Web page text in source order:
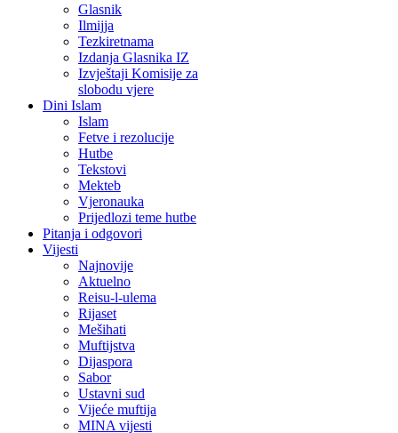
Glasnik
Ilmijja
Tezkiretnama
Izdanja Glasnika IZ
Izvještaji Komisije za
slobodu vjere
Dini Islam
Islam
Fetve i rezolucije
Hutbe
Tekstovi
Mekteb
Vjeronauka
Prijedlozi teme hutbe
Pitanja i odgovori
Vijesti
Najnovije
Aktuelno
Reisu-l-ulema
Rijaset
Mešihati
Muftijstva
Dijaspora
Sabor
Ustavni sud
Vijeće muftija
MINA vijesti